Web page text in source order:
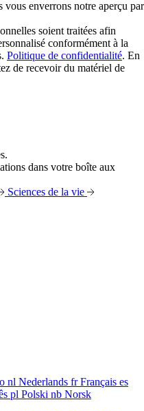
vous enverrons notre aperçu par
soient traitées afin
conformément à la
Politique de confidentialité. En
de recevoir du matériel de
dans votre boîte aux
Sciences de la vie
nl Nederlands frFrançais es
pl Polski nb Norsk